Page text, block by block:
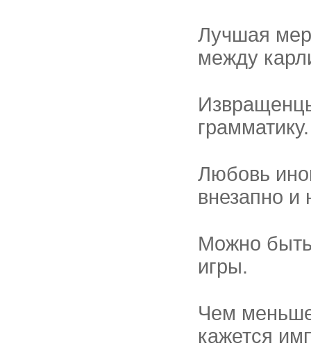
Лучшая
между
грамматику.
Любовь
внезапно и
Можно
игры.
Чем
кажется